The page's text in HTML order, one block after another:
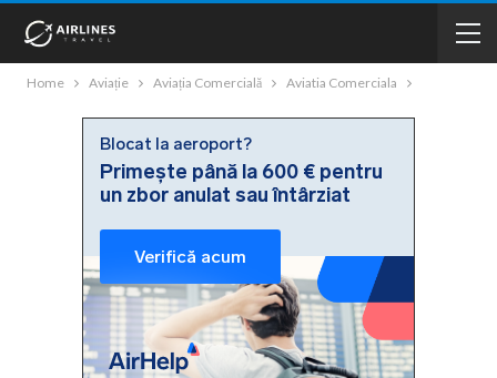
Home Aviație Aviația Comercială Aviatia Comerciala